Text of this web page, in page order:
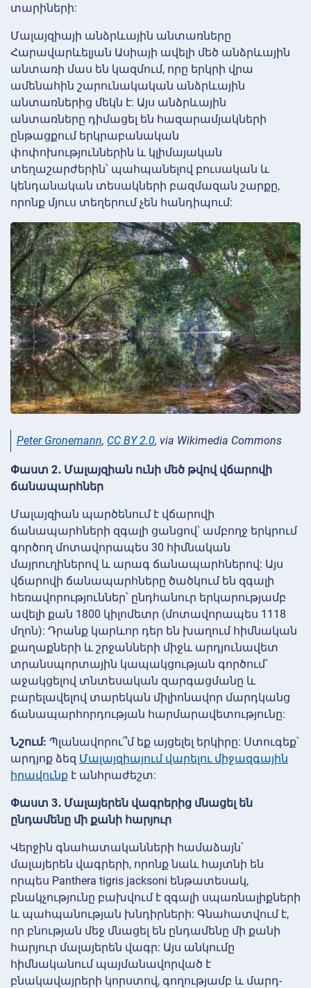
տարիների:
Մալայզիայի անձրևային անտառները
Հարավարևելյան Ասիայի ավելի մեծ անձրևային
անտառի մաս են կազմում, որը երկրի վրա
ամենահին շարունակական անձրևային
անտառներից մեկն է: Այս անձրևային
անտառները դիմացել են հազարամյակների
ընթացքում երկրաբանական
փոփոխություններին և կլիմայական
տեղաշարժերին՝ պահպանելով բուսական և
կենդանական տեսակների բազմազան շարքը,
որոնք մյուս տեղերում չեն հանդիպում:
Peter Gronemann, CC BY 2.0, via Wikimedia Commons
Փաստ 2․ Մալայզիան ունի մեծ թվով վճարովի
ճանապարհներ
Մալայզիան պարծենում է վճարովի
ճանապարհների զգալի ցանցով՝ ամբողջ երկրում
գործող մոտավորապես 30 հիմնական
մայրուղիներով և արագ ճանապարհներով: Այս
վճարովի ճանապարհները ծածկում են զգալի
հեռավորություններ՝ ընդհանուր երկարությամբ
ավելի քան 1800 կիլոմետր (մոտավորապես 1118
մղոն): Դրանք կարևոր դեր են խաղում հիմնական
քաղաքների և շրջանների միջև արդյունավետ
տրանսպորտային կապակցության գործում՝
աջակցելով տնտեսական զարգացմանը և
բարելավելով տարեկան միլիոնավոր մարդկանց
ճանապարհորդության հարմարավետությունը:
Նշում: Պլանավորու՞մ եք այցելել երկիրը: Ստուգեք՝
արդյոք ձեզ Մալայզիայում վարելու միջազգային
իրավունք է անհրաժեշտ:
Փաստ 3․ Մալայերեն վագրերից մնացել են
ընդամենը մի քանի հարյուր
Վերջին գնահատականների համաձայն՝
մալայերեն վագրերի, որոնք նաև հայտնի են
որպես Panthera tigris jacksoni ենթատեսակ,
բնակչությունը բախվում է զգալի սպառնալիքների
և պահպանության խնդիրների: Գնահատվում է,
որ բնության մեջ մնացել են ընդամենը մի քանի
հարյուր մալայերեն վագր: Այս անկումը
հիմնականում պայմանավորված է
բնակավայրերի կորստով, գողությամբ և մարդ-